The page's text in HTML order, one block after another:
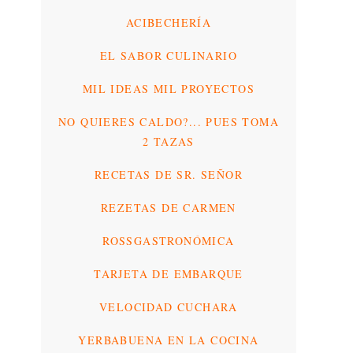
ACIBECHERÍA
EL SABOR CULINARIO
MIL IDEAS MIL PROYECTOS
NO QUIERES CALDO?... PUES TOMA
2 TAZAS
RECETAS DE SR. SEÑOR
REZETAS DE CARMEN
ROSSGASTRONÓMICA
TARJETA DE EMBARQUE
VELOCIDAD CUCHARA
YERBABUENA EN LA COCINA